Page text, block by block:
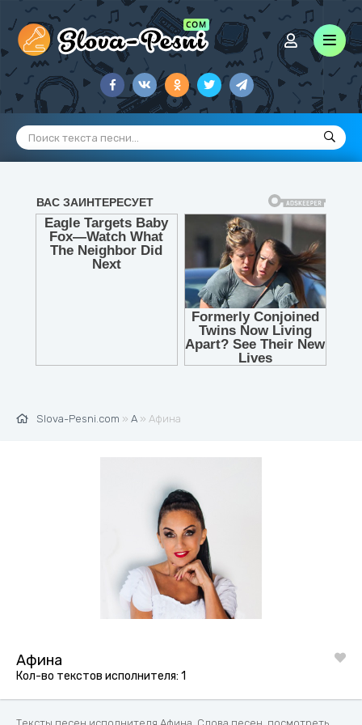
Slova-Pesni.com » А » Афина
Афина
Кол-во текстов исполнителя: 1